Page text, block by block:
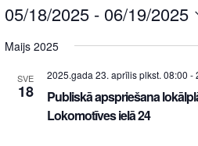
05/18/2025 - 06/19/2025
date.
Maijs 2025
SVE
18
2025.gada 23. aprīlis plkst. 08:00 -
Publiskā apspriešana
Lokomotīves ielā 24